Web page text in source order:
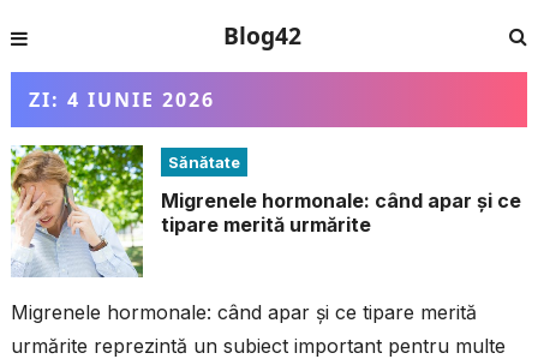
Blog42
ZI: 4 IUNIE 2026
Sănătate
Migrenele hormonale: când apar și ce
tipare merită urmărite
Migrenele hormonale: când apar și ce tipare merită
urmărite reprezintă un subiect important pentru multe